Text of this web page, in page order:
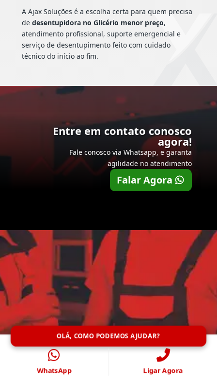
A Ajax Soluções é a escolha certa para quem precisa
de desentupidora no Glicério menor preço,
atendimento profissional, suporte emergencial e
serviço de desentupimento feito com cuidado
técnico do início ao fim.
Entre em contato conosco
agora!
Fale conosco via Whatsapp, e garanta
agilidade no atendimento
Falar Agora
OLÁ, COMO PODEMOS AJUDAR?
WhatsApp Ligar Agora